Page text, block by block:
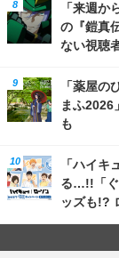
「来週
の『鎧真
ない視聴
「薬屋
まふ2026
も
「ハイ
る…!!「ぐ
ッズも!?